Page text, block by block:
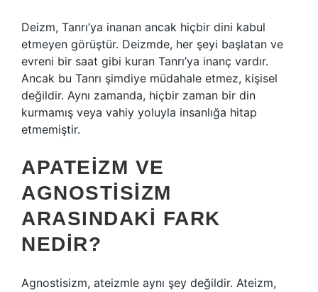
Deizm, Tanrı’ya inanan ancak hiçbir dini kabul
etmeyen görüştür. Deizmde, her şeyi başlatan ve
evreni bir saat gibi kuran Tanrı’ya inanç vardır.
Ancak bu Tanrı şimdiye müdahale etmez, kişisel
değildir. Aynı zamanda, hiçbir zaman bir din
kurmamış veya vahiy yoluyla insanlığa hitap
etmemiştir.
APATEIZM VE
AGNOSTISIZM
ARASINDAKI FARK
NEDIR?
Agnostisizm, ateizmle aynı şey değildir. Ateizm,